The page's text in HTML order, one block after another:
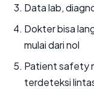
Data lab,
Dokter bisa
mulai dari nol
Patient safety
terdeteksi